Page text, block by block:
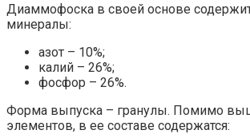
Диаммофоска в своей основе
минералы:
азот – 10%;
калий – 26%;
фосфор – 26%.
Форма выпуска – гранулы. Помимо
элементов, в ее составе содержатся: